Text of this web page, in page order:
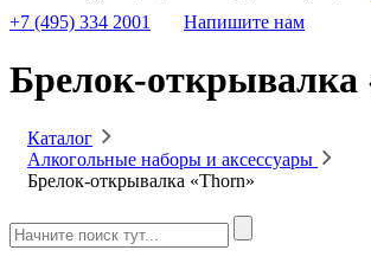
+7 (495) 334 2001
Напишите нам
Брелок-открывалка
Каталог
Алкогольные наборы и аксессуары
Брелок-открывалка «Thorn»